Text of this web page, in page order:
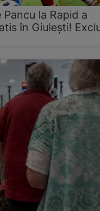
la Rapid a
în Giulești!